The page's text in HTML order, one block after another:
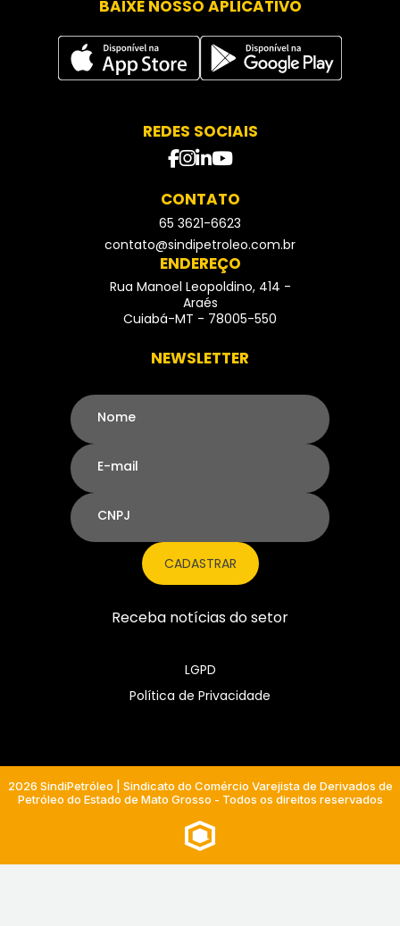
BAIXE NOSSO APLICATIVO
REDES SOCIAIS
facebook
instagram
Linkedin
Youtube
CONTATO
- Telefone
65 3621-6623
contato@sindipetroleo.com.br
ENDEREÇO
Rua Manoel Leopoldino, 414 -
Araés
Cuiabá-MT - 78005-550
NEWSLETTER
Nome
E-mail
CNPJ
CADASTRAR
Receba notícias do setor
LGPD
Política de Privacidade
2026 SindiPetróleo | Sindicato do Comércio Varejista de Derivados de
Petróleo do Estado de Mato Grosso - Todos os direitos reservados